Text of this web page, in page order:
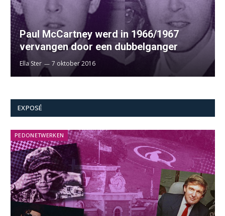
Paul McCartney werd in 1966/1967
vervangen door een dubbelganger
Ella Ster 7 oktober 2016
EXPOSÉ
PEDONETWERKEN